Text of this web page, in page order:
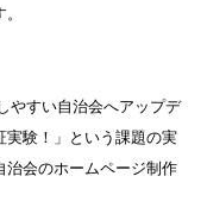
やすい自治会へアップデ
実験！」という課題の実
治会のホームページ制作